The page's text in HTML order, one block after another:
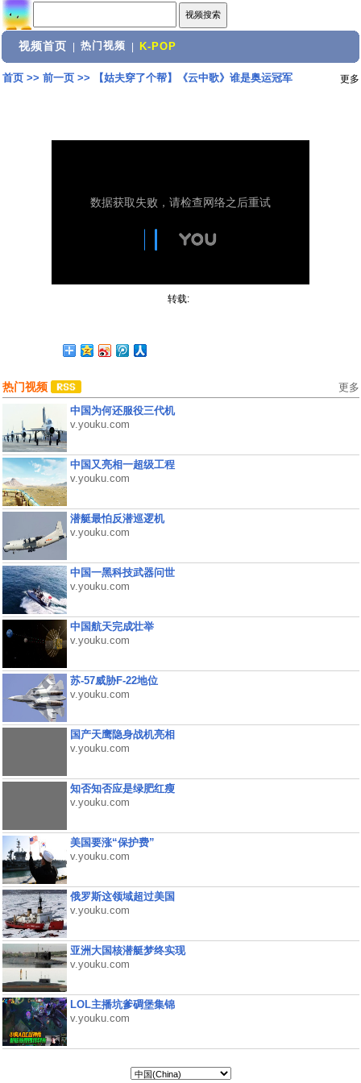
视频首页 热门视频 K-POP
首页>> 前一页>> 【姑夫穿了个帮】《云中歌》谁是奥运冠军 更多
转载:
热门视频 更多
中国为何还服役三代机
v.youku.com
中国又亮相一超级工程
v.youku.com
潜艇最怕反潜巡逻机
v.youku.com
中国一黑科技武器问世
v.youku.com
中国航天完成壮举
v.youku.com
苏-57威胁F-22地位
v.youku.com
国产天鹰隐身战机亮相
v.youku.com
知否知否应是绿肥红瘦
v.youku.com
美国要涨“保护费”
v.youku.com
俄罗斯这领域超过美国
v.youku.com
亚洲大国核潜艇梦终实现
v.youku.com
LOL主播坑爹碉堡集锦
v.youku.com